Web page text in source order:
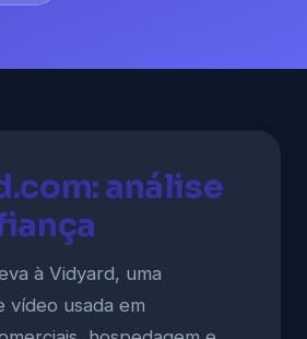
análise
à Vidyard, uma
vídeo usada em